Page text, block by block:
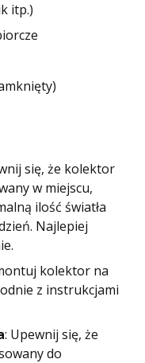
itp.)
się, że kolektor
w miejscu,
ilość światła
Najlepiej
kolektor na
z instrukcjami
: Upewnij się, że
do